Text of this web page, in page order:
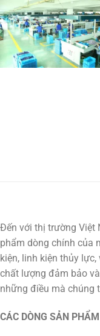
Đến với thị trường Việt
phẩm dòng chính của
kiện, linh kiện thủy
chất lượng đảm bảo
những điều mà chúng
CÁC DÒNG SẢN